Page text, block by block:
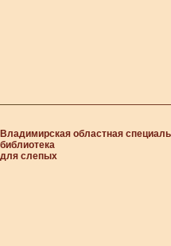
Владимирская областная
библиотека
для слепых